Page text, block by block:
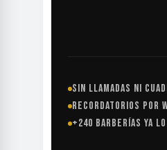
SIN LLAMADAS NI
RECORDATORIOS POR
+240 BARBERÍAS YA